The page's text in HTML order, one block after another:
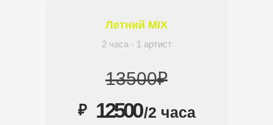
Летний MIX
2 часа - 1 артист
13500₽
₽ 12500/2 часа